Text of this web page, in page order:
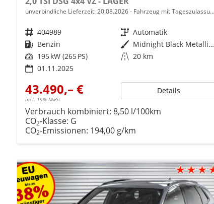
unverbindliche Lieferzeit:20.08.2026 Fahrzeug mit Tageszulassung
Fahrzeugnr. 404989 Getriebe Automatik
Kraftstoff Benzin Außenfarbe
Midnight Black Metallic (0E)
Leistung 195 kW (265 PS) Kilometerstand 20 km
01.11.2025
43.490,– €
incl. 19% MwSt.
Details
Verbrauch kombiniert: 8,50 l/100km
CO2-Klasse: G
CO2-Emissionen: 194,00 g/km